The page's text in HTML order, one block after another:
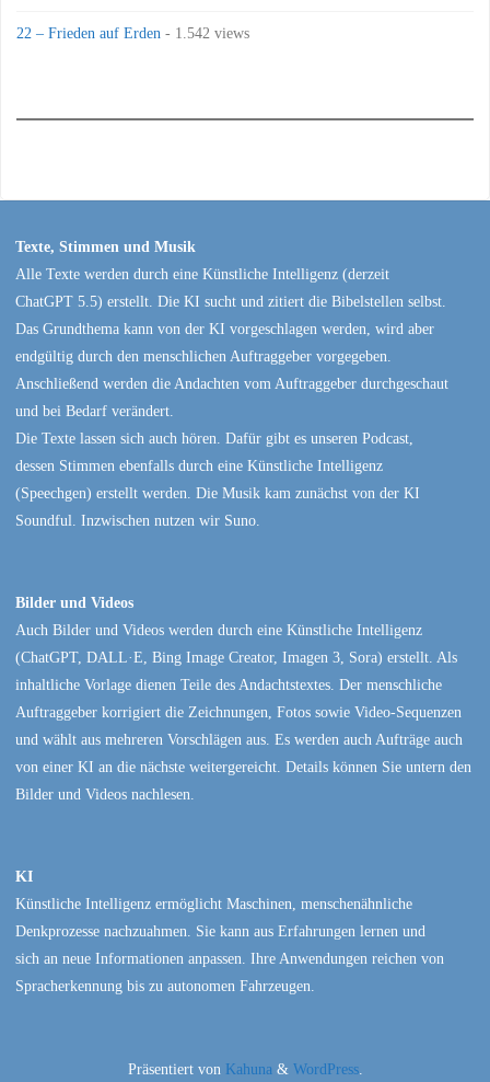
22 – Frieden auf Erden - 1.542 views
Texte, Stimmen und Musik
Alle Texte werden durch eine Künstliche Intelligenz (derzeit
ChatGPT 5.5) erstellt. Die KI sucht und zitiert die Bibelstellen selbst.
Das Grundthema kann von der KI vorgeschlagen werden, wird aber
endgültig durch den menschlichen Auftraggeber vorgegeben.
Anschließend werden die Andachten vom Auftraggeber durchgeschaut
und bei Bedarf verändert.
Die Texte lassen sich auch hören. Dafür gibt es unseren Podcast,
dessen Stimmen ebenfalls durch eine Künstliche Intelligenz
(Speechgen) erstellt werden. Die Musik kam zunächst von der KI
Soundful. Inzwischen nutzen wir Suno.
Bilder und Videos
Auch Bilder und Videos werden durch eine Künstliche Intelligenz
(ChatGPT, DALL·E, Bing Image Creator, Imagen 3, Sora) erstellt. Als
inhaltliche Vorlage dienen Teile des Andachtstextes. Der menschliche
Auftraggeber korrigiert die Zeichnungen, Fotos sowie Video-Sequenzen
und wählt aus mehreren Vorschlägen aus. Es werden auch Aufträge auch
von einer KI an die nächste weitergereicht. Details können Sie untern den
Bilder und Videos nachlesen.
KI
Künstliche Intelligenz ermöglicht Maschinen, menschenähnliche
Denkprozesse nachzuahmen. Sie kann aus Erfahrungen lernen und
sich an neue Informationen anpassen. Ihre Anwendungen reichen von
Spracherkennung bis zu autonomen Fahrzeugen.
Präsentiert von Kahuna & WordPress.